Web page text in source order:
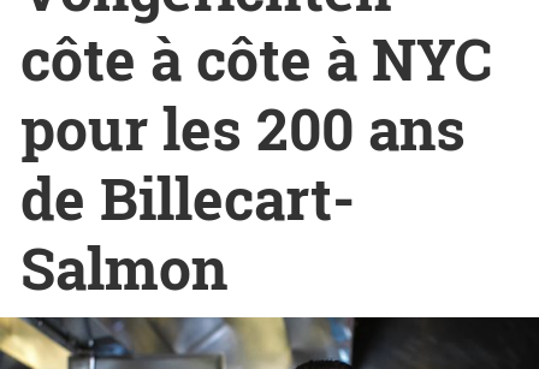
côte à côte à NYC
pour les 200 ans
de Billecart-
Salmon